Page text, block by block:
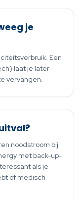
je
Een
laat je later
vervangen.
noodstroom bij
met back-up-
als je
of medisch